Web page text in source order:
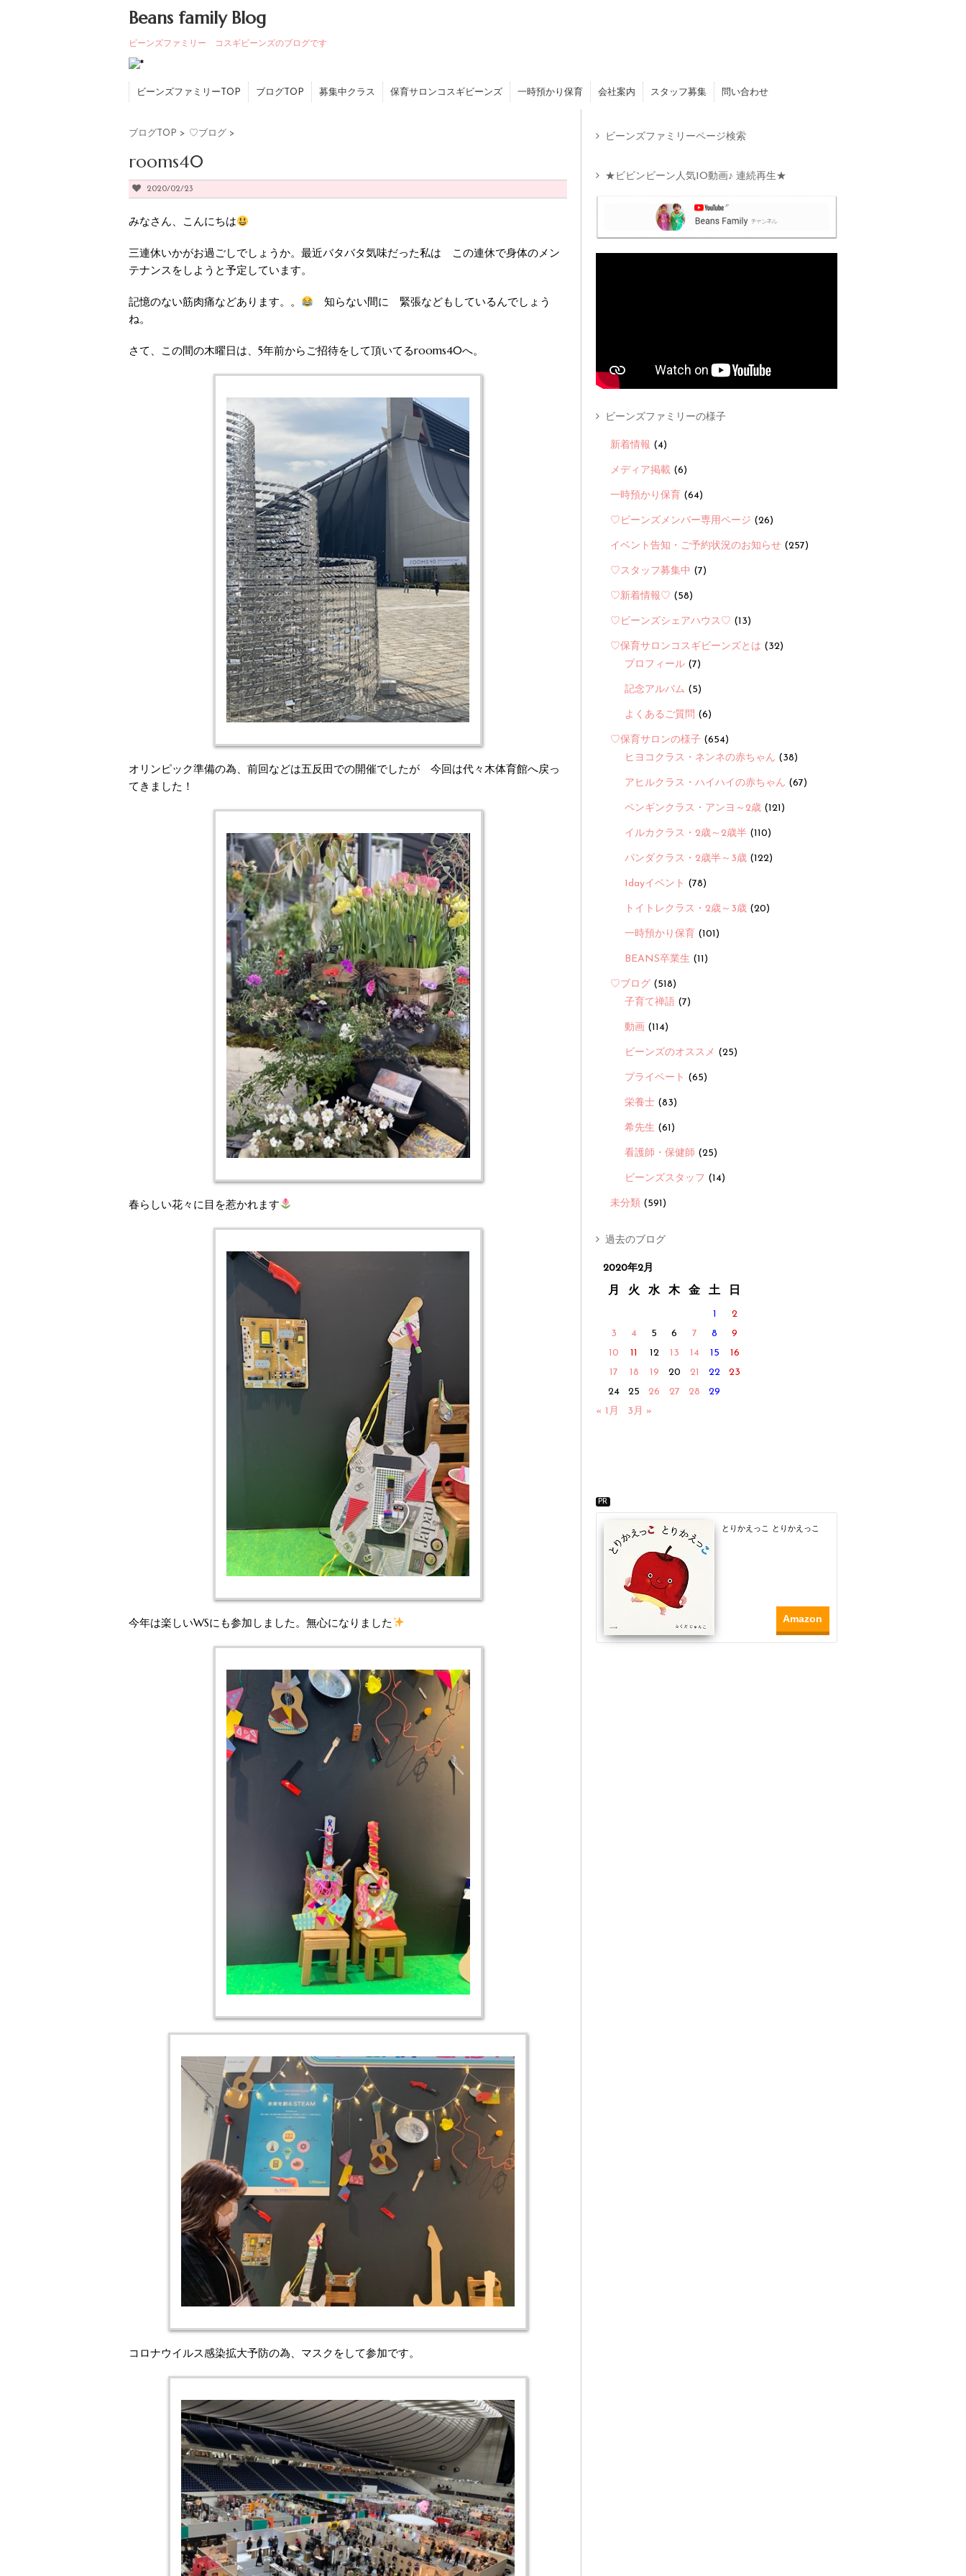
Beans family Blog
ビーンズファミリー コスギビーンズのブログです
ビーンズファミリーTOP ブログTOP 募集中クラス 保育サロンコスギビーンズ 一時預かり保育 会社案内 スタッフ募集 問い合わせ
ブログTOP > ♡ブログ >
rooms40
2020/02/23
みなさん、こんにちは
三連休いかがお過ごしでしょうか。最近バタバタ気味だった私は この連休で身体のメン
テナンスをしようと予定しています。
記憶のない筋肉痛などあります。。
知らない間に 緊張などもしているんでしょう
ね。
さて、この間の木曜日は、5年前からご招待をして頂いてるrooms40へ。
オリンピック準備の為、前回などは五反田での開催でしたが 今回は代々木体育館へ戻っ
てきました！
春らしい花々に目を惹かれます
今年は楽しいWSにも参加しました。無心になりました
コロナウイルス感染拡大予防の為、マスクをして参加です。
ビーンズファミリーページ検索
★ビビンビーン人気10動画♪ 連続再生★
ビーンズファミリーの様子
新着情報 (4)
メディア掲載 (6)
一時預かり保育 (64)
♡ビーンズメンバー専用ページ (26)
イベント告知・ご予約状況のお知らせ (257)
♡スタッフ募集中 (7)
♡新着情報♡ (58)
♡ビーンズシェアハウス♡ (13)
♡保育サロンコスギビーンズとは (32)
プロフィール (7)
記念アルバム (5)
よくあるご質問 (6)
♡保育サロンの様子 (654)
ヒヨコクラス・ネンネの赤ちゃん (38)
アヒルクラス・ハイハイの赤ちゃん (67)
ペンギンクラス・アンヨ～2歳 (121)
イルカクラス・2歳～2歳半 (110)
パンダクラス・2歳半～3歳 (122)
1dayイベント (78)
トイトレクラス・2歳～3歳 (20)
一時預かり保育 (101)
BEANS卒業生 (11)
♡ブログ (518)
子育て禅語 (7)
動画 (114)
ビーンズのオススメ (25)
プライベート (65)
栄養士 (83)
希先生 (61)
看護師・保健師 (25)
ビーンズスタッフ (14)
未分類 (591)
過去のブログ
2020年2月
月 火 水 木 金 土 日
1
2
3
4 5 6 7 8
9
10
11 12 13 14 15
16
17
18 19 20 21 22
23
24
25 26 27 28
29
« 1月
3月 »
PR
とりかえっこ とりかえっこ
Amazon